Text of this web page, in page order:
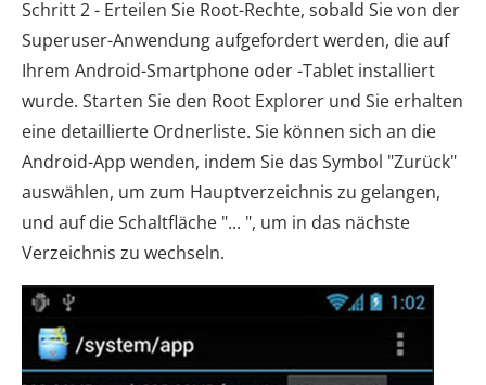
Schritt 2 - Erteilen Sie Root-Rechte, sobald Sie von der
Superuser-Anwendung aufgefordert werden, die auf
Ihrem Android-Smartphone oder -Tablet installiert
wurde. Starten Sie den Root Explorer und Sie erhalten
eine detaillierte Ordnerliste. Sie können sich an die
Android-App wenden, indem Sie das Symbol "Zurück"
auswählen, um zum Hauptverzeichnis zu gelangen,
und auf die Schaltfläche "... ", um in das nächste
Verzeichnis zu wechseln.